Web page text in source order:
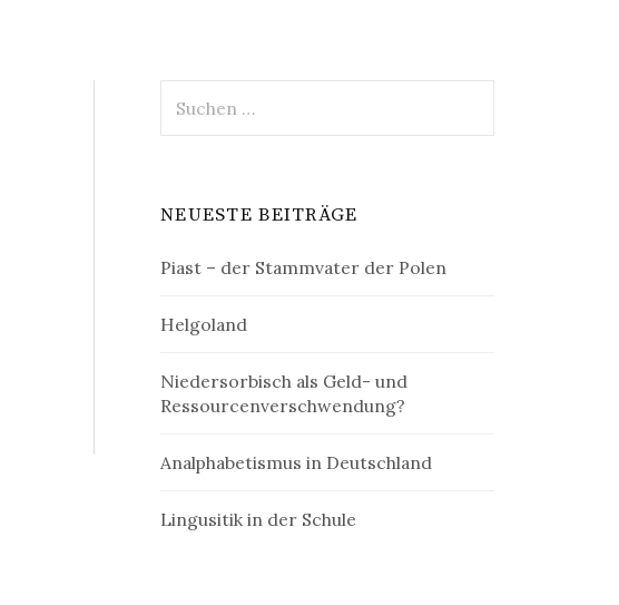
nach:
NEUESTE BEITRÄGE
Piast – der Stammvater der Polen
Helgoland
Niedersorbisch als Geld- und
Ressourcenverschwendung?
Analphabetismus in Deutschland
Lingusitik in der Schule